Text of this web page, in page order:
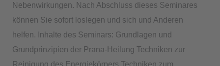
Nebenwirkungen. Nach Abschluss dieses Seminares
können Sie sofort loslegen und sich und Anderen
helfen. Inhalte des Seminars: Grundlagen und
Grundprinzipien der Prana-Heilung Techniken zur
Reinigung des Energiekörpers Techniken zum